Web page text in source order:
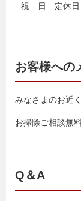
祝 日 定休日
お客様への
みなさまのお近
お掃除ご相談無
Q＆A